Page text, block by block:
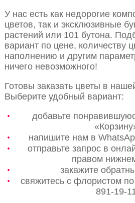
У нас есть как недорогие
цветов, так и эксклюзивные
растений или 101 бутона.
вариант по цене, количеству
наполнению и другим
ничего невозможного!
Готовы заказать цветы в
Выберите удобный вариант:
добавьте
напишите нам в
отправьте запрос в
правом
закажите
свяжитесь с флористом
891-19-